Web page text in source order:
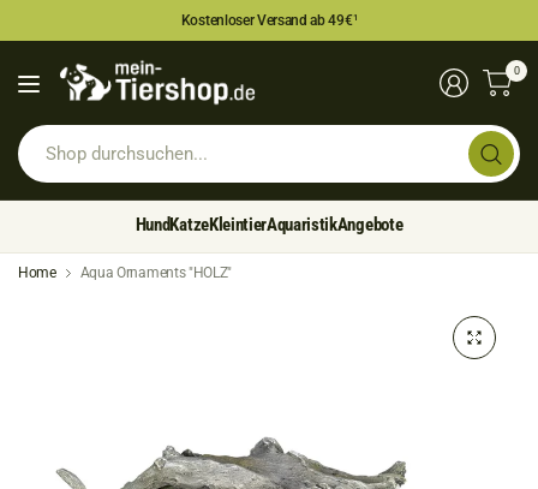
Kostenloser Versand ab 49€¹
0
HundKatzeKleintierAquaristikAngebote
Home Aqua Ornaments "HOLZ"